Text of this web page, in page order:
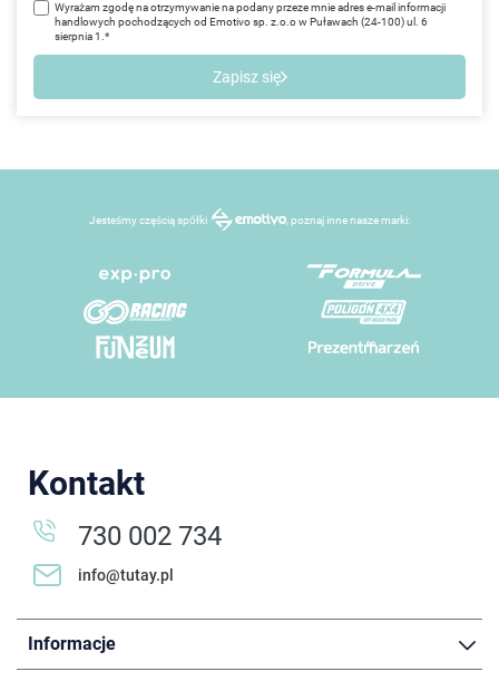
Wyrażam zgodę na otrzymywanie na podany przeze mnie adres e-mail informacji
handlowych pochodzących od Emotivo sp. z.o.o w Puławach (24-100) ul. 6
sierpnia 1.*
Zapisz się
Jesteśmy częścią spółki , poznaj inne nasze marki:
Kontakt
730 002 734
info@tutay.pl
Informacje